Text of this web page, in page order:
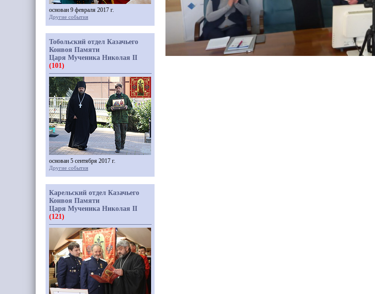
основан 9 февраля 2017 г.
Другие события
Тобольский отдел Казачьего
Конвоя Памяти
Царя Мученика Николая II
(101)
основан 5 сентября 2017 г.
Другие события
Карельский отдел Казачьего
Конвоя Памяти
Царя Мученика Николая II
(121)